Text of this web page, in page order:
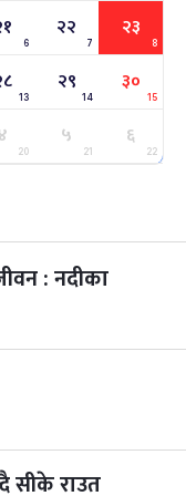
७ महिना बाँकी
७ महिना बाँकी
७ महिना बाँकी
6
२२
7
२३
8
13
२९
14
३०
15
20
५
21
६
22
: नदीका
सीके राउत